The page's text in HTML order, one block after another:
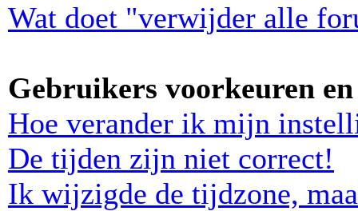
Wat doet "verwijder alle
Gebruikers voorkeuren
Hoe verander ik mijn
De tijden zijn niet correct!
Ik wijzigde de tijdzone,